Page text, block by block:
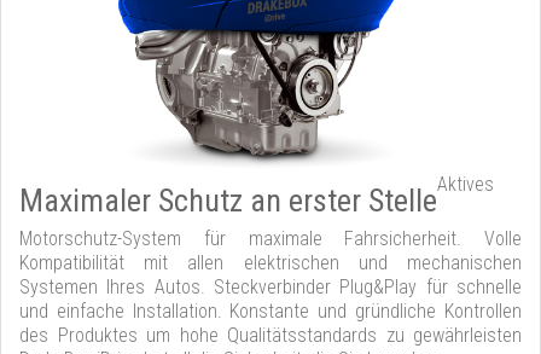
Maximaler Schutz an erster StelleAktives
Motorschutz-System für maximale Fahrsicherheit. Volle
Kompatibilität mit allen elektrischen und mechanischen
Systemen Ihres Autos. Steckverbinder Plug&Play für schnelle
und einfache Installation. Konstante und gründliche Kontrollen
des Produktes um hohe Qualitätsstandards zu gewährleisten